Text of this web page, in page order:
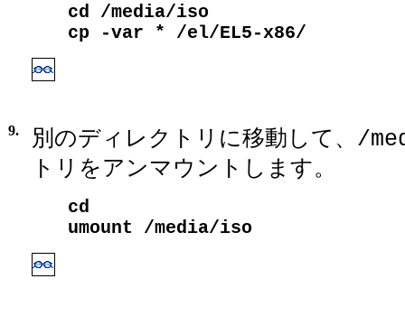
cd /media/iso
cp -var * /el/EL5-x86/
9. 別のディレクトリに移動して、 /
トリをアンマウントします。
cd
umount /media/iso